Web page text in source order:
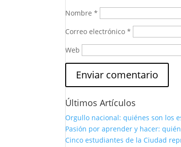
Nombre*
Correo electrónico*
Web
Últimos Artículos
Orgullo nacional: quiénes son los
Pasión por aprender y hacer:
Cinco estudiantes de la Ciudad